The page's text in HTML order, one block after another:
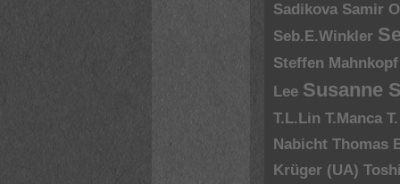
Sadikova Samir
Seb.E.Winkler
Steffen
Lee Susanne
T.L.Lin T.Manca
Nabicht Thomas
Krüger (UA)